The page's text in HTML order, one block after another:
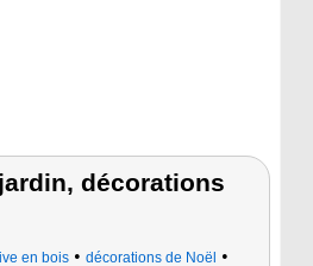
décorations
en bois • décorations de Noël •